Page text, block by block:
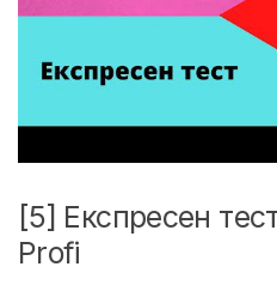
[5] Експресен
Profi